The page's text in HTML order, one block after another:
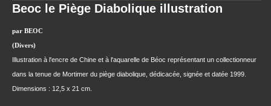
Beoc le Piège Diabolique illustration
par BEOC
(Divers)
Illustration à l'encre de Chine et à l'aquarelle de Béoc représentant un collectionneur
dans la tenue de Mortimer du piège diabolique, dédicacée, signée et datée 1999.
Dimensions : 12,5 x 21 cm.